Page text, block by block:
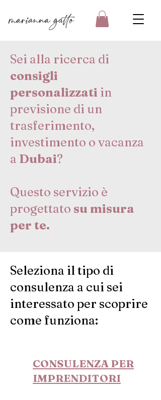
Sei alla ricerca di
consigli
personalizzati in
previsione di un
trasferimento,
investimento o vacanza
a Dubai?
Questo servizio è
progettato su misura
per te.
Seleziona il tipo di
consulenza a cui sei
interessato per scoprire
come funziona:
CONSULENZA PER
IMPRENDITORI